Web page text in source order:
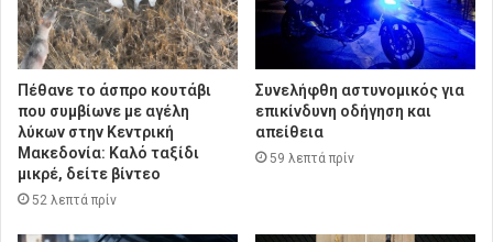
Πέθανε το άσπρο κουτάβι
που συμβίωνε με αγέλη
λύκων στην Κεντρική
Μακεδονία: Καλό ταξίδι
μικρέ, δείτε βίντεο
52 λεπτά πρίν
Συνελήφθη αστυνομικός για
επικίνδυνη οδήγηση και
απείθεια
59 λεπτά πρίν